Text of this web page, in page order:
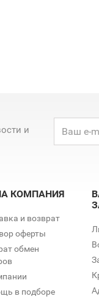
и
КОМПАНИЯ
и возврат
оферты
обмен
в подборе